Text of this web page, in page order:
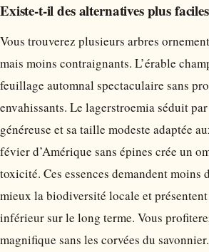
Existe-t-il des alternatives plus
Vous trouverez plusieurs arbres
mais moins contraignants. L’érable
feuillage automnal spectaculaire sans
envahissants. Le lagerstroemia séduit
généreuse et sa taille modeste adaptée
févier d’Amérique sans épines crée un
toxicité. Ces essences demandent moins
mieux la biodiversité locale et
inférieur sur le long terme. Vous
magnifique sans les corvées du savonnier.